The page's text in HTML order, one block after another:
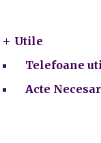
Utile
Telefoane
Acte